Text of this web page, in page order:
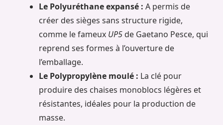
Le Polyuréthane expansé : A permis de
créer des sièges sans structure rigide,
comme le fameux UP5 de Gaetano Pesce, qui
reprend ses formes à l’ouverture de
l’emballage.
Le Polypropylène moulé : La clé pour
produire des chaises monoblocs légères et
résistantes, idéales pour la production de
masse.